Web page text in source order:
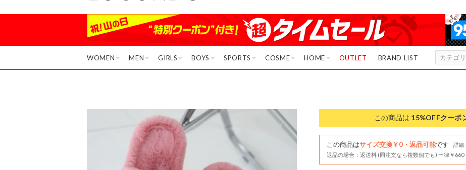
WOMEN MEN GIRLS BOYS SPORTS COSME HOME OUTLET BRAND LIST
この商品は 15%OFFクーポ
この商品はサイズ交換￥0・返品可能です
詳細
返品の場合：返送料 (同注文なら複数個でも) 一律￥660